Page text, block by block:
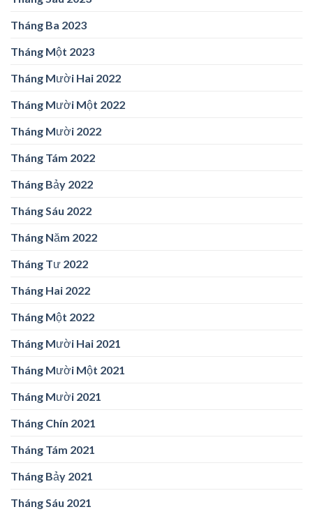
Tháng Ba 2023
Tháng Một 2023
Tháng Mười Hai 2022
Tháng Mười Một 2022
Tháng Mười 2022
Tháng Tám 2022
Tháng Bảy 2022
Tháng Sáu 2022
Tháng Năm 2022
Tháng Tư 2022
Tháng Hai 2022
Tháng Một 2022
Tháng Mười Hai 2021
Tháng Mười Một 2021
Tháng Mười 2021
Tháng Chín 2021
Tháng Tám 2021
Tháng Bảy 2021
Tháng Sáu 2021